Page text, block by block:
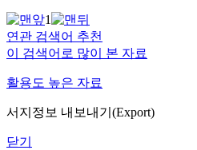
1
연관 검색어 추천
이 검색어로 많이 본 자료
활용도 높은 자료
서지정보 내보내기(Export)
닫기